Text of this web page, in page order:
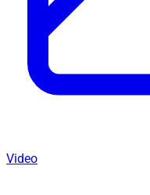
Video